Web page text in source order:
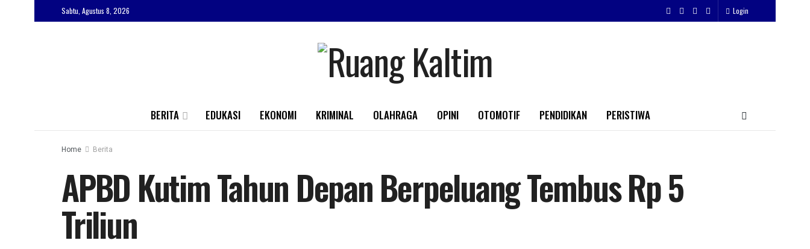
Sabtu, Agustus 8, 2026 Login
BERITA EDUKASI EKONOMI KRIMINAL OLAHRAGA OPINI OTOMOTIF PENDIDIKAN PERISTIWA
Home Berita
APBD Kutim Tahun Depan Berpeluang Tembus Rp 5
Triliun